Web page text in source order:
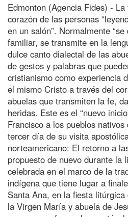
Edmonton (Agencia Fides) -
corazón de las personas
en un salón”. Normalmente
familiar, se transmite en la
dulce canto dialectal de las
de gestos y palabras que
cristianismo como experiencia
el mismo Cristo a través del
abuelas que transmiten la fe,
heridas. Este es el “nuevo
Francisco a los pueblos
tercer día de su visita
norteamericano: El retorno a
propuesto de nuevo durante la
celebrada en el marco de la
indígena que tiene lugar a
Santa Ana, en la fiesta
la Virgen María y abuela de